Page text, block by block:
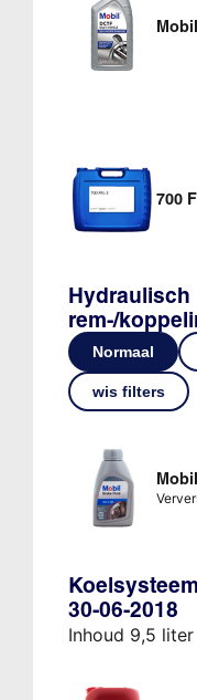
700
Hydraulisch
rem-/
Normaal
wis filters
30-06-2018
Inhoud 9,5 liter